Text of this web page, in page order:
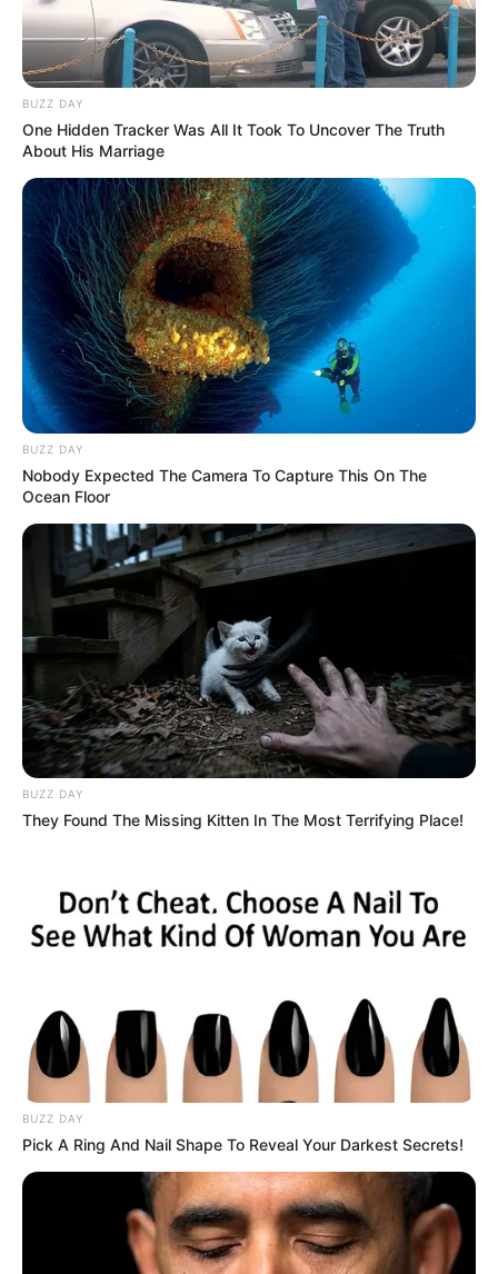
BUZZ DAY
One Hidden Tracker Was All It Took To Uncover The Truth
About His Marriage
BUZZ DAY
Nobody Expected The Camera To Capture This On The
Ocean Floor
BUZZ DAY
They Found The Missing Kitten In The Most Terrifying Place!
BUZZ DAY
Pick A Ring And Nail Shape To Reveal Your Darkest Secrets!